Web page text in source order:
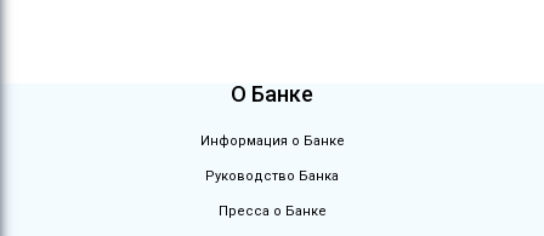
О Банке
Информация о Банке
Руководство Банка
Пресса о Банке